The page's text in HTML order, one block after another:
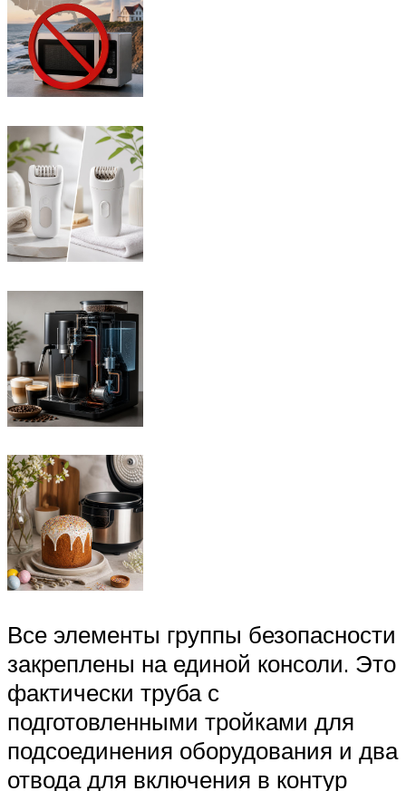
Все элементы группы безопасности
закреплены на единой консоли. Это
фактически труба с
подготовленными тройками для
подсоединения оборудования и два
отвода для включения в контур